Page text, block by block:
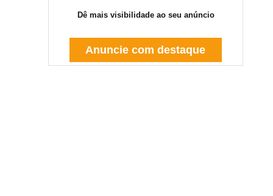
Dê mais visibilidade ao seu anúncio
Anuncie com destaque